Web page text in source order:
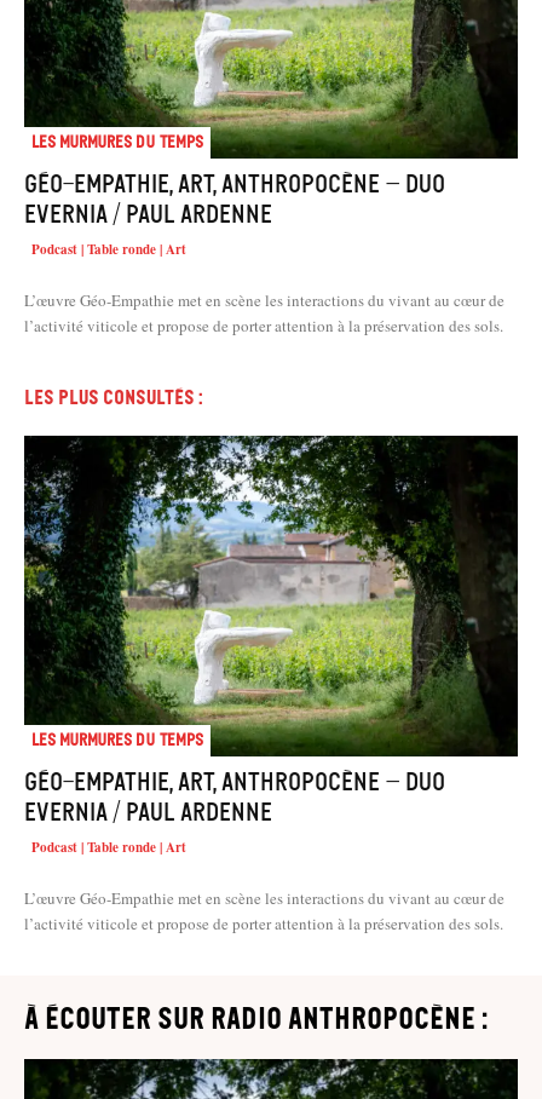
Les murmures du temps
Géo-empathie, art, anthropocène – Duo
Evernia / Paul Ardenne
Podcast | Table ronde | Art
L’œuvre Géo-Empathie met en scène les interactions du vivant au cœur de
l’activité viticole et propose de porter attention à la préservation des sols.
Les plus consultés :
Les murmures du temps
Géo-empathie, art, anthropocène – Duo
Evernia / Paul Ardenne
Podcast | Table ronde | Art
L’œuvre Géo-Empathie met en scène les interactions du vivant au cœur de
l’activité viticole et propose de porter attention à la préservation des sols.
à écouter sur Radio Anthropocène :